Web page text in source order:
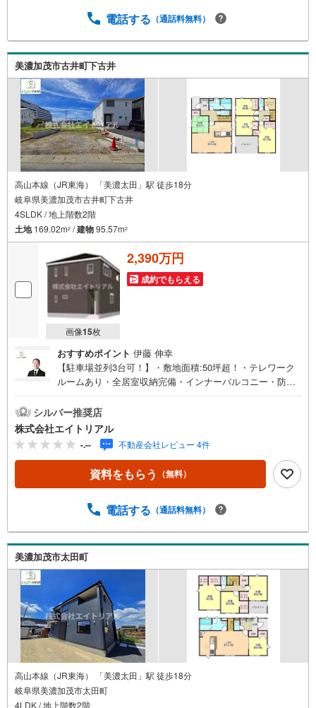
調整をお願いする場合もございますのでご了承くださ
後、お客様のご要望やご予算などに関する情報のヒアリン
グと弊社の簡単なご説明をさせていただきます。
電話する （通話料無料）
美濃加茂市古井町下古井
高山本線（JR東海） 「美濃太田」駅 徒歩18分
岐阜県美濃加茂市古井町下古井
4SLDK / 地上階数2階
土地169.02m2 /建物95.57m2
画像15枚
2,390万円
成約でもらえる
おすすめポイント 伊藤 伸幸
【駐車場並列3台可！】・敷地面積:50坪超！・テレワーク
ルームあり・全居室収納完備・インナーバルコニー・防犯
入のことなら【エイトリアル】の売買仲介担当にお任せ下
さい！「8」の末広がりと「∞」の無限大の想いを込めて、
「マイホームを持つ」というお客様の夢の実現を全力でサ
ポートします！まずはお気軽にご相談ください。◇◆◇◆
◇◆◇◆◇◆◇◆◇◆◇◆◇◆◇◆◆物件探し 基本の流
れ【総所要時間60分】●Step1 見学希望日時を予約するご希
調整をお願いする場合もございますのでご了承くださ
後、お客様のご要望やご予算などに関する情報のヒアリン
グと弊社の簡単なご説明をさせていただきます。
シルバー推奨店
株式会社エイトリアル
-.-- 不動産会社レビュー 4件
資料をもらう （無料）
電話する （通話料無料）
美濃加茂市太田町
高山本線（JR東海） 「美濃太田」駅 徒歩18分
岐阜県美濃加茂市太田町
4LDK / 地上階数2階